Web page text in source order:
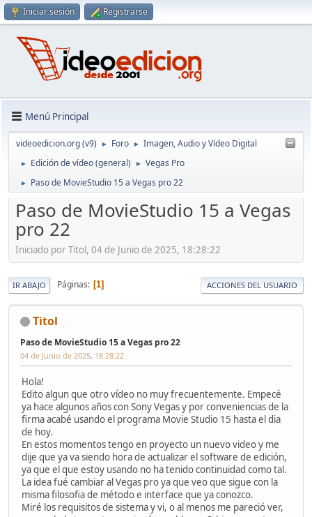
Iniciar sesión Registrarse
Menú Principal
videoedicion.org (v9) ► Foro ► Imagen, Audio y Vídeo Digital
► Edición de vídeo (general) ► Vegas Pro
► Paso de MovieStudio 15 a Vegas pro 22
Paso de MovieStudio 15 a Vegas
pro 22
Iniciado por Titol, 04 de Junio de 2025, 18:28:22
IR ABAJO Páginas 1 ACCIONES DEL USUARIO
Titol
Paso de MovieStudio 15 a Vegas pro 22
04 de Junio de 2025, 18:28:22
Hola!
Edito algun que otro vídeo no muy frecuentemente. Empecé
ya hace algunos años con Sony Vegas y por conveniencias de la
firma acabé usando el programa Movie Studio 15 hasta el dia
de hoy.
En estos momentos tengo en proyecto un nuevo video y me
dije que ya va siendo hora de actualizar el software de edición,
ya que el que estoy usando no ha tenido continuidad como tal.
La idea fué cambiar al Vegas pro ya que veo que sigue con la
misma filosofia de método e interface que ya conozco.
Miré los requisitos de sistema y vi, o al menos me pareció ver,